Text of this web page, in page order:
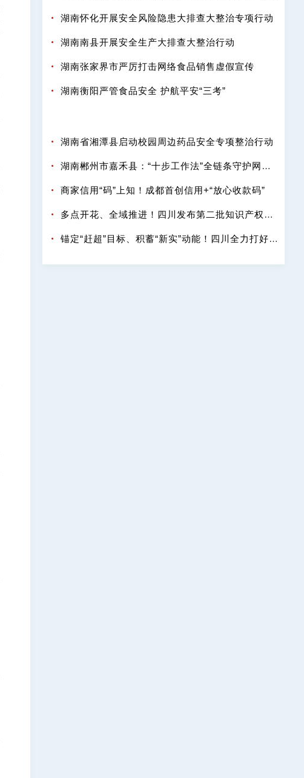
湖南怀化开展安全风险隐患大排查大整治专项行动
湖南南县开展安全生产大排查大整治行动
湖南张家界市严厉打击网络食品销售虚假宣传
湖南衡阳严管食品安全 护航平安“三考”
湖南省湘潭县启动校园周边药品安全专项整治行动
湖南郴州市嘉禾县：“十步工作法”全链条守护网络餐饮“舌尖安全”
商家信用“码”上知！成都首创信用+“放心收款码”
多点开花、全域推进！四川发布第二批知识产权强省建设典型案例
锚定“赶超”目标、积蓄“新实”动能！四川全力打好知识产权强省“十五五”开局之战